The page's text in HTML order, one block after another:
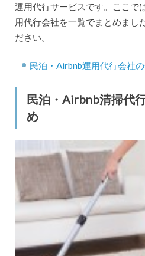
運用代行サービスです。ここで
用代行会社を一覧でまとめまし
ださい。
民泊・Airbnb運用代行会社
民泊・Airbnb清掃代
め